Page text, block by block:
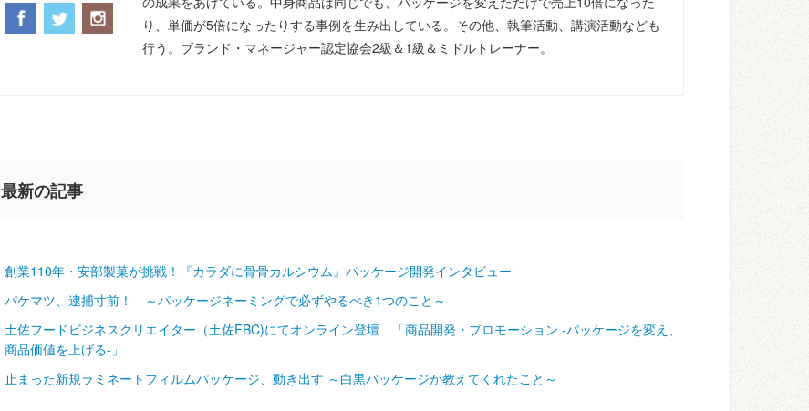
り、単価が5倍になったりする事例を生み出している。その他、執筆活動、講演活動なども
行う。ブランド・マネージャー認定協会2級＆1級＆ミドルトレーナー。
最新の記事
創業110年・安部製菓が挑戦！『カラダに骨骨カルシウム』パッケージ開発インタビュー
パケマツ、逮捕寸前！ ～パッケージネーミングで必ずやるべき1つのこと～
土佐フードビジネスクリエイター（土佐FBC)にてオンライン登壇 「商品開発・プロモーション ‐パッケージを変え、
商品価値を上げる‐」
止まった新規ラミネートフィルムパッケージ、動き出す ～白黒パッケージが教えてくれたこと～